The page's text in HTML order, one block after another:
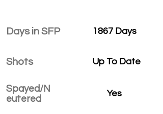
Days in SFP
Shots
Spayed/N
eutered
1867 Days
Up To Date
Yes